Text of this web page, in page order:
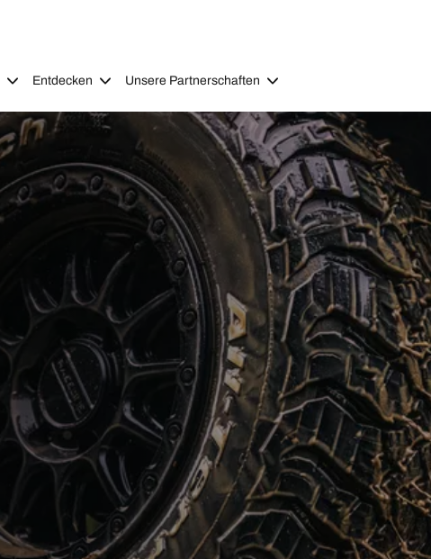
Entdecken Unsere Partnerschaften